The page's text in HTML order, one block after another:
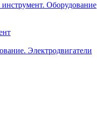
Оборудование
Электродвигатели